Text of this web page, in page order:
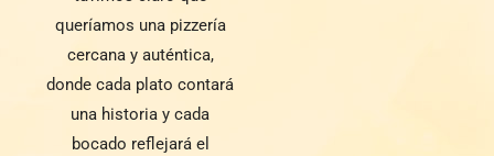
queríamos una pizzería
cercana y auténtica,
donde cada plato contará
una historia y cada
bocado reflejará el